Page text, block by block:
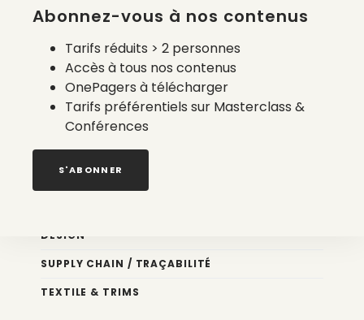
2 août 2026
DESIGN
SUPPLY CHAIN / TRAÇABILITÉ
TEXTILE & TRIMS
Abonnez-vous à nos contenus
Tarifs réduits > 2 personnes
Accès à tous nos contenus
OnePagers à télécharger
Tarifs préférentiels sur Masterclass &
Conférences
S'ABONNER